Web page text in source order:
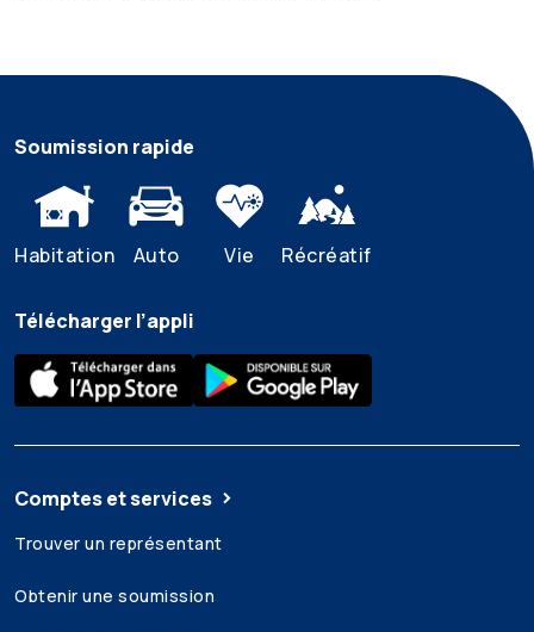
Soumission rapide
Habitation Auto Vie Récréatif
Télécharger l’appli
Comptes et services
Trouver un représentant
Obtenir une soumission